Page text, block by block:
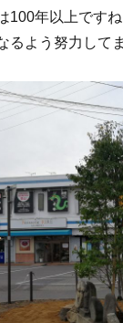
100年以上です
るよう努力して